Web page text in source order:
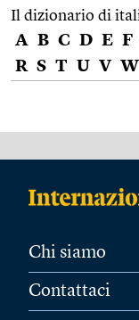
Il dizionario di
A B C D E F
R S T U V W
Chi siamo
Contattaci